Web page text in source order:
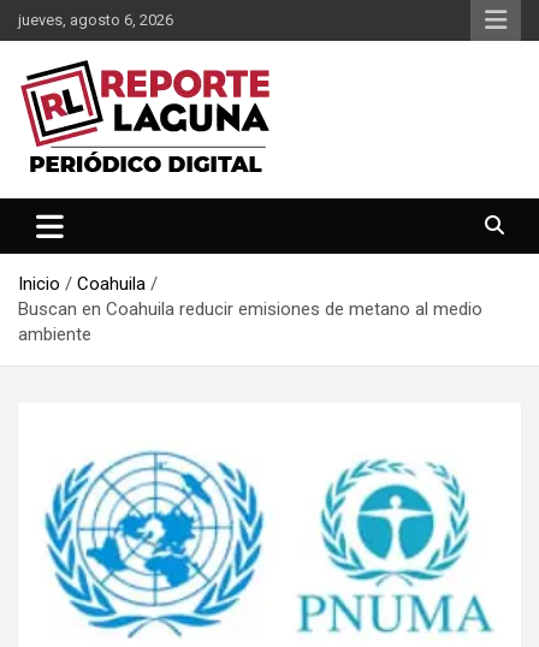
Saltar
al
contenido
jueves, agosto 6, 2026
Reporte Laguna
Inicio
Coahuila
Buscan en Coahuila reducir emisiones de metano al medio
ambiente